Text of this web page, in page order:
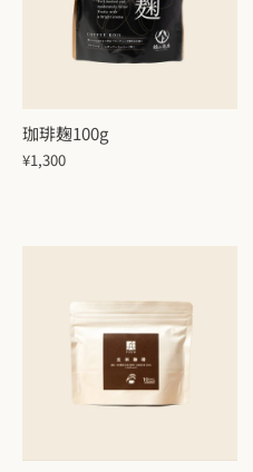
珈琲麹100g
¥1,300